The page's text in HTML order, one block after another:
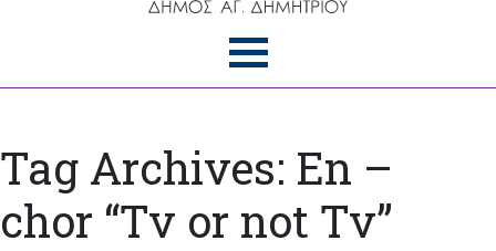
Tag Archives: En –
chor “Tv or not Tv”